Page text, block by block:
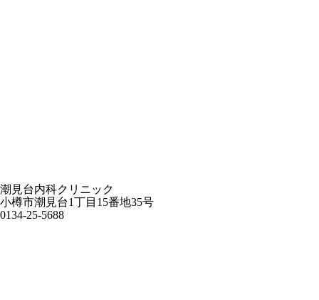
潮見台内科クリニック
小樽市潮見台1丁目15番地35号
0134-25-5688